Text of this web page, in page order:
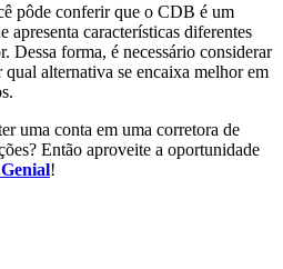
pôde conferir que o CDB é um
apresenta características diferentes
Dessa forma, é necessário considerar
qual alternativa se encaixa melhor em
uma conta em uma corretora de
Então aproveite a oportunidade
Genial!